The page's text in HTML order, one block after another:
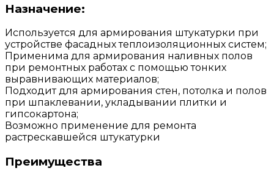
Назначение:
Используется для армирования штукатурки при
устройстве фасадных теплоизоляционных систем;
Применима для армирования наливных полов
при ремонтных работах с помощью тонких
выравнивающих материалов;
Подходит для армирования стен, потолка и полов
при шпаклевании, укладывании плитки и
гипсокартона;
Возможно применение для ремонта
растрескавшейся штукатурки
Преимущества